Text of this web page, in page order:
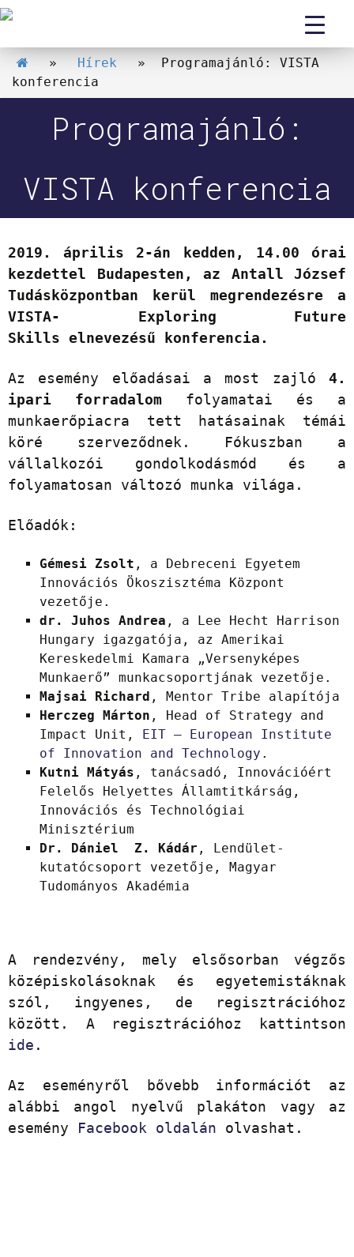
» Hírek
» Programajánló: VISTA
konferencia
Programajánló:
VISTA konferencia
2019. április 2-án kedden, 14.00 órai
kezdettel Budapesten, az Antall József
Tudásközpontban kerül megrendezésre a
VISTA- Exploring Future
Skills elnevezésű konferencia.
Az esemény előadásai a most zajló 4.
ipari forradalom folyamatai és a
munkaerőpiacra tett hatásainak témái
köré szerveződnek. Fókuszban a
vállalkozói gondolkodásmód és a
folyamatosan változó munka világa.
Előadók:
Gémesi Zsolt , a Debreceni Egyetem
Innovációs Ökoszisztéma Központ
vezetője.
dr. Juhos Andrea , a Lee Hecht Harrison
Hungary igazgatója, az Amerikai
Kereskedelmi Kamara „Versenyképes
Munkaerő” munkacsoportjának vezetője.
Majsai Richard , Mentor Tribe alapítója
Herczeg Márton , Head of Strategy and
Impact Unit, EIT – European Institute
of Innovation and Technology .
Kutni Mátyás , tanácsadó, Innovációért
Felelős Helyettes Államtitkárság,
Innovációs és Technológiai
Minisztérium
Dr. Dániel Z. Kádár , Lendület-
kutatócsoport vezetője, Magyar
Tudományos Akadémia
A rendezvény, mely elsősorban végzős
középiskolásoknak és egyetemistáknak
szól, ingyenes, de regisztrációhoz
között. A regisztrációhoz kattintson
ide .
Az eseményről bővebb információt az
alábbi angol nyelvű plakáton vagy az
esemény Facebook oldalán olvashat.